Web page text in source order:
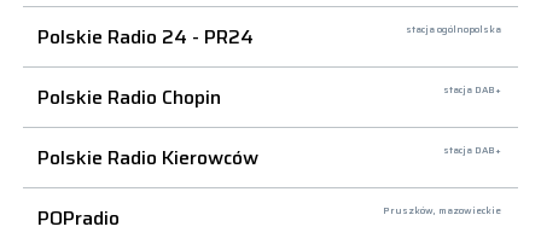
Polskie Radio 24 - PR24
stacja ogólnopolska
Polskie Radio Chopin stacja DAB+
Polskie Radio Kierowców stacja DAB+
POPradio Pruszków, mazowieckie